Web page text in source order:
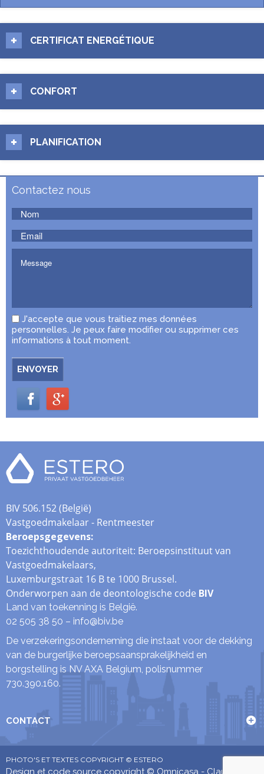
Contactez nous
J'accepte que vous traitiez mes données
personnelles. Je peux faire modifier ou supprimer ces
informations à tout moment.
ENVOYER
CERTIFICAT ENERGÉTIQUE
CONFORT
PLANIFICATION
BIV 506.152 (België)
Vastgoedmakelaar - Rentmeester
Beroepsgegevens:
Toezichthoudende autoriteit: Beroepsinstituut van
Vastgoedmakelaars,
Luxemburgstraat 16 B te 1000 Brussel.
Onderworpen aan de deontologische code BIV
Land van toekenning is België.
02 505 38 50 – info@biv.be
De verzekeringsonderneming die instaat voor de dekking
van de burgerlijke beroepsaansprakelijkheid en
borgstelling is NV AXA Belgium, polisnummer
730.390.160.
CONTACT
PHOTO'S ET TEXTES COPYRIGHT © ESTERO
Design et code source copyright © Omnicasa - Clause de